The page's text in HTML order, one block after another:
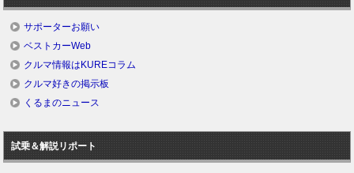
サポーターお願い
ベストカーWeb
クルマ情報はKUREコラム
クルマ好きの掲示板
くるまのニュース
試乗＆解説リポート